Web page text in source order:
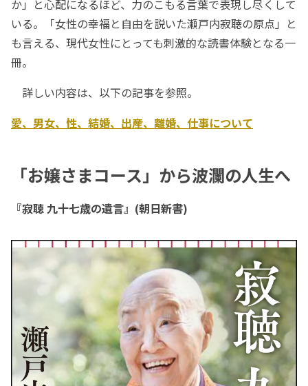
か」と心配になるほど、力のこもる言葉で表現し尽くして
いる。「女性の幸福と自由を説いた瀬戸内寂聴の原点」と
も言える、現代女性にとっても刺激的な読書体験となる一
冊。
詳しい内容は、以下の記事を参照。
愛、男女、性、結婚、出産、離婚、仕事について
「お嬢さまコース」から波瀾の人生へ
『寂聴 九十七歳の遺言』(朝日新書)